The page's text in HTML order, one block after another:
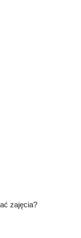
zajęcia?